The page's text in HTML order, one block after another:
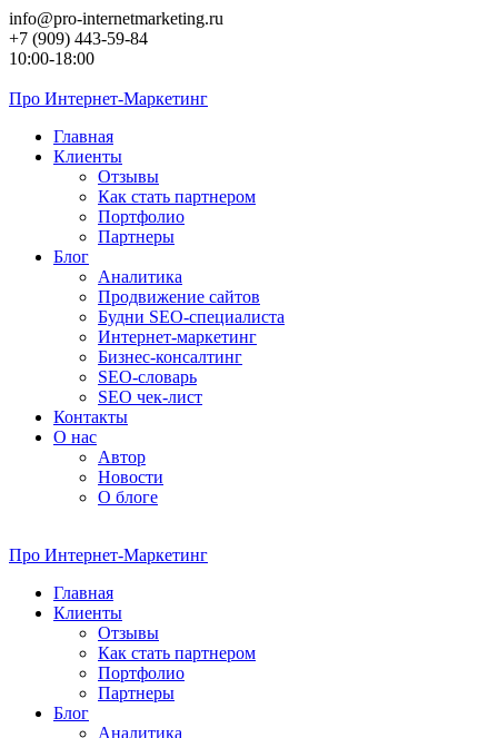
Перейти
к
контенту
info@pro-internetmarketing.ru
+7 (909) 443-59-84
10:00-18:00
Про Интернет-Маркетинг
Главная
Клиенты
Отзывы
Как стать партнером
Портфолио
Партнеры
Блог
Аналитика
Продвижение сайтов
Будни SEO-специалиста
Интернет-маркетинг
Бизнес-консалтинг
SEO-словарь
SEO чек-лист
Контакты
О нас
Автор
Новости
О блоге
Про Интернет-Маркетинг
Главная
Клиенты
Отзывы
Как стать партнером
Портфолио
Партнеры
Блог
Аналитика